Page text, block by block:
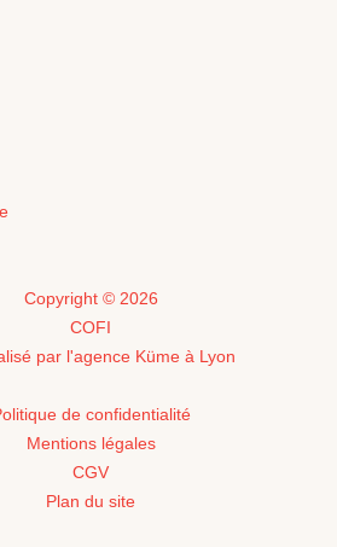
Copyright © 2026
COFI
par l'agence Küme à Lyon
de confidentialité
Mentions légales
CGV
Plan du site